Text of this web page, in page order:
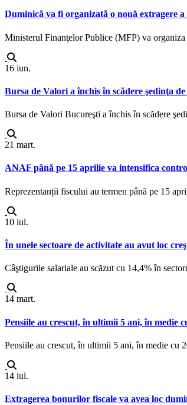
Duminică va fi organizată o nouă extragere
Ministerul Finanţelor Publice (MFP) va
16 iun.
Bursa de Valori a închis în scădere şedinţa
Bursa de Valori Bucureşti a închis în scădere
21 mart.
ANAF până pe 15 aprilie va intensifica
Reprezentanții fiscului au termen până pe 15
10 iul.
În unele sectoare de activitate au avut loc
Câştigurile salariale au scăzut cu 14,4% în
14 mart.
Pensiile au crescut, în ultimii 5 ani, în medie
Pensiile au crescut, în ultimii 5 ani, în medie cu
14 iul.
Extragerea bonurilor fiscale va avea loc